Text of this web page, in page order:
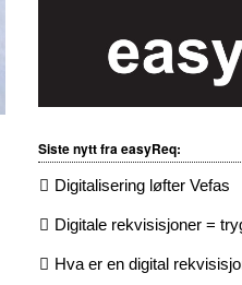
Siste nytt fra easyReq:
Digitalisering løfter Vefas
Digitale rekvisisjoner =
Hva er en digital